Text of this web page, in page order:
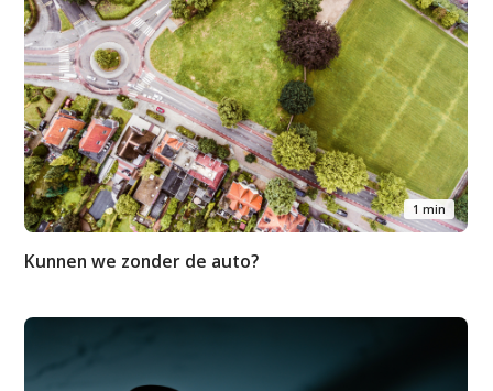
Home
1 min
Kunnen we zonder de auto?